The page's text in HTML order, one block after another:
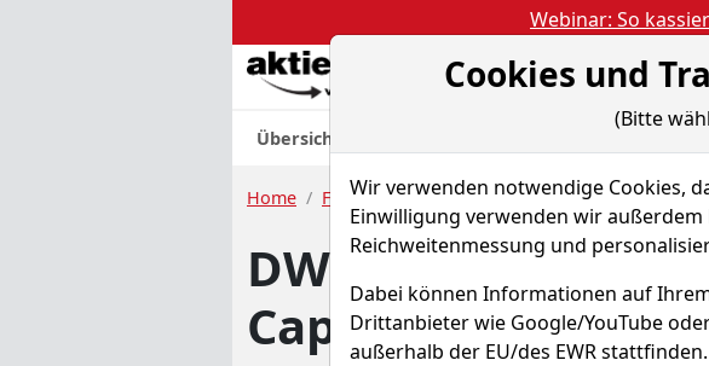
Webinar: So
Aktien
Übersicht
Home Fonds DWS - German Small/Mid Cap
DWS - German
Cap
Cookies und
(Bitte
Wir verwenden notwendige Cookies,
Einwilligung verwenden wir außerdem
Reichweitenmessung und
Dabei können Informationen auf
Drittanbieter wie Google/YouTube
außerhalb der EU/des EWR stattfinden.